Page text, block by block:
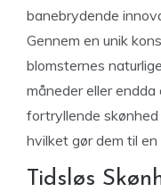
banebrydende
Gennem en unik
blomsternes
måneder eller
fortryllende
hvilket gør dem til
Tidsløs